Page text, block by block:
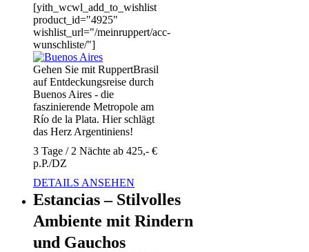
[yith_wcwl_add_to_wishlist
product_id="4925"
wishlist_url="/meinruppert/acc-
wunschliste/"]
Gehen Sie mit RuppertBrasil
auf Entdeckungsreise durch
Buenos Aires - die
faszinierende Metropole am
Río de la Plata. Hier schlägt
das Herz Argentiniens!
3 Tage / 2 Nächte ab 425,- €
p.P./DZ
DETAILS ANSEHEN
Estancias – Stilvolles
Ambiente mit Rindern
und Gauchos